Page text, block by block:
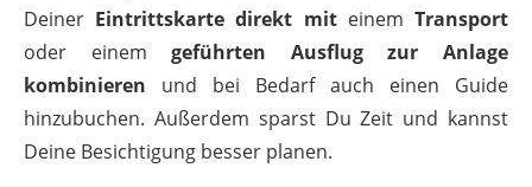
Deiner Eintrittskarte direkt miteinemTransport
oder einemgeführten Ausflug zur Anlage
kombinieren und bei Bedarf auch einen Guide
hinzubuchen. Außerdem sparst Du Zeit und kannst
Deine Besichtigung besser planen.